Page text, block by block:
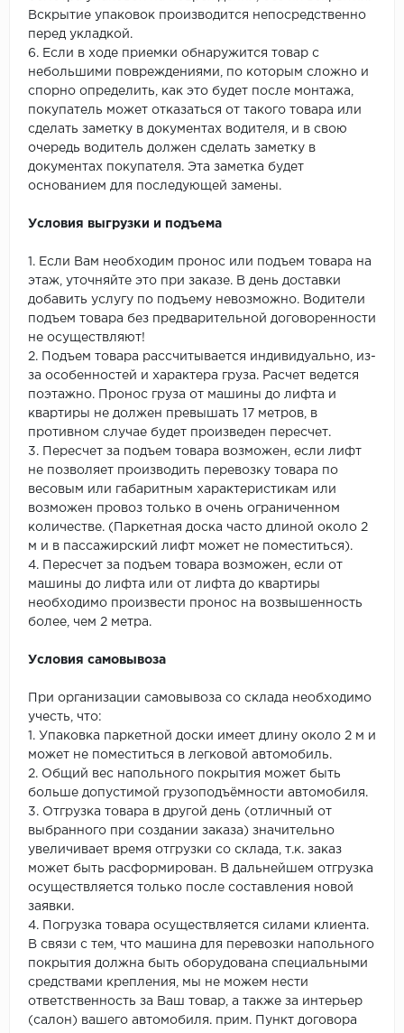
Вскрытие упаковок производится непосредственно
перед укладкой.
6. Если в ходе приемки обнаружится товар с
небольшими повреждениями, по которым сложно и
спорно определить, как это будет после монтажа,
покупатель может отказаться от такого товара или
сделать заметку в документах водителя, и в свою
очередь водитель должен сделать заметку в
документах покупателя. Эта заметка будет
основанием для последующей замены.
Условия выгрузки и подъема
1. Если Вам необходим пронос или подъем товара на
этаж, уточняйте это при заказе. В день доставки
добавить услугу по подъему невозможно. Водители
подъем товара без предварительной договоренности
не осуществляют!
2. Подъем товара рассчитывается индивидуально, из-
за особенностей и характера груза. Расчет ведется
поэтажно. Пронос груза от машины до лифта и
квартиры не должен превышать 17 метров, в
противном случае будет произведен пересчет.
3. Пересчет за подъем товара возможен, если лифт
не позволяет производить перевозку товара по
весовым или габаритным характеристикам или
возможен провоз только в очень ограниченном
количестве. (Паркетная доска часто длиной около 2
м и в пассажирский лифт может не поместиться).
4. Пересчет за подъем товара возможен, если от
машины до лифта или от лифта до квартиры
необходимо произвести пронос на возвышенность
более, чем 2 метра.
Условия самовывоза
При организации самовывоза со склада необходимо
учесть, что:
1. Упаковка паркетной доски имеет длину около 2 м и
может не поместиться в легковой автомобиль.
2. Общий вес напольного покрытия может быть
больше допустимой грузоподъёмности автомобиля.
3. Отгрузка товара в другой день (отличный от
выбранного при создании заказа) значительно
увеличивает время отгрузки со склада, т.к. заказ
может быть расформирован. В дальнейшем отгрузка
осуществляется только после составления новой
заявки.
4. Погрузка товара осуществляется силами клиента.
В связи с тем, что машина для перевозки напольного
покрытия должна быть оборудована специальными
средствами крепления, мы не можем нести
ответственность за Ваш товар, а также за интерьер
(салон) вашего автомобиля. прим. Пункт договора